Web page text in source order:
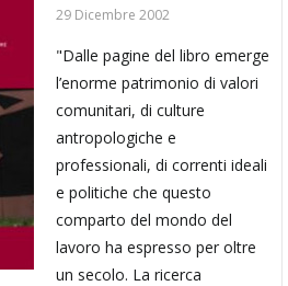
29 Dicembre 2002
"Dalle pagine del libro emerge
l’enorme patrimonio di valori
comunitari, di culture
antropologiche e
professionali, di correnti ideali
e politiche che questo
comparto del mondo del
lavoro ha espresso per oltre
un secolo. La ricerca